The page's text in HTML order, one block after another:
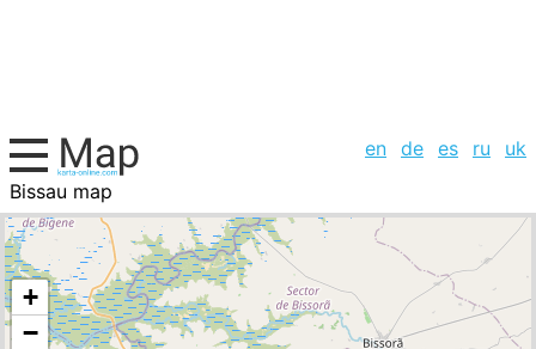
en de es ru
uk
Bissau map
Guinea-Bissau, cities list
+
−